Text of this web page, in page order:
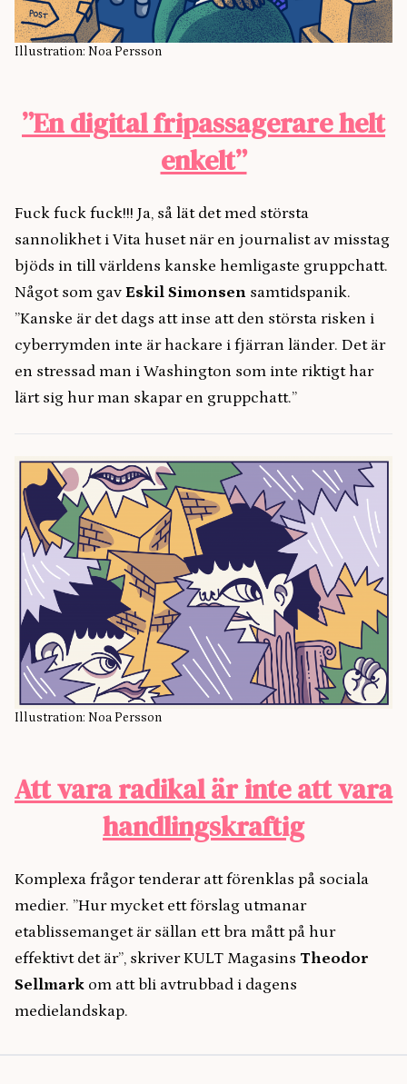
Illustration: Noa Persson
”En digital fripassagerare helt
enkelt”
Fuck fuck fuck!!! Ja, så lät det med största
sannolikhet i Vita huset när en journalist av misstag
bjöds in till världens kanske hemligaste gruppchatt.
Något som gav Eskil Simonsen samtidspanik.
”Kanske är det dags att inse att den största risken i
cyberrymden inte är hackare i fjärran länder. Det är
en stressad man i Washington som inte riktigt har
lärt sig hur man skapar en gruppchatt.”
Illustration: Noa Persson
Att vara radikal är inte att vara
handlingskraftig
Komplexa frågor tenderar att förenklas på sociala
medier. ”Hur mycket ett förslag utmanar
etablissemanget är sällan ett bra mått på hur
effektivt det är”, skriver KULT Magasins Theodor
Sellmark om att bli avtrubbad i dagens
medielandskap.